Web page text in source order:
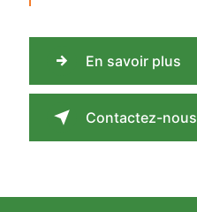
En savoir plus
Contactez-nous